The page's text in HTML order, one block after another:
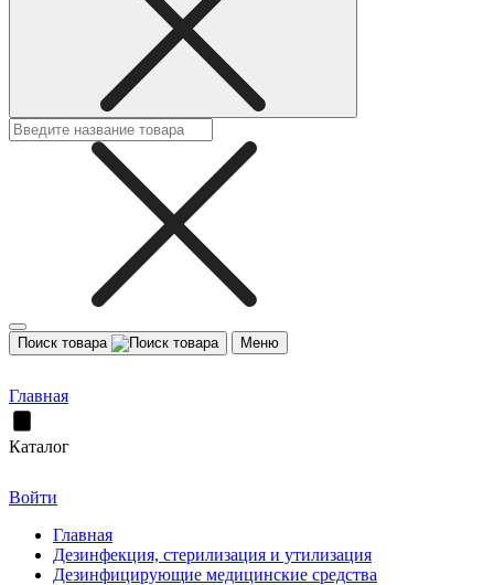
Поиск товара Меню
Главная
Каталог
Войти
Главная
Дезинфекция, стерилизация и утилизация
Дезинфицирующие медицинские средства